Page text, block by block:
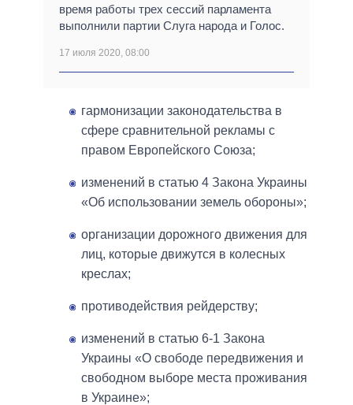
время работы трех сессий парламента
выполнили партии Слуга народа и Голос.
17 июля 2020, 08:00
гармонизации законодательства в
сфере сравнительной рекламы с
правом Европейского Союза;
изменений в статью 4 Закона Украины
«Об использовании земель обороны»;
организации дорожного движения для
лиц, которые движутся в колесных
креслах;
противодействия рейдерству;
изменений в статью 6-1 Закона
Украины «О свободе передвижения и
свободном выборе места проживания
в Украине»;